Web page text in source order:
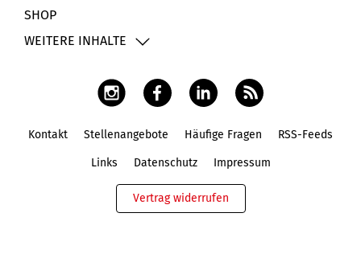
SHOP
WEITERE INHALTE
Kontakt Stellenangebote Häufige Fragen RSS-Feeds
Links Datenschutz Impressum
Vertrag widerrufen